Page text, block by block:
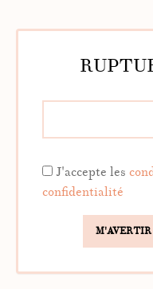
J'accepte les
confidentialité